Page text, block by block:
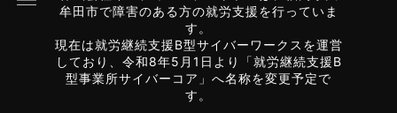
牟田市で障害のある方の就労支援を行っていま
す。
現在は就労継続支援B型サイバーワークスを運営
しており、令和8年5月1日より「就労継続支援B
型事業所サイバーコア」へ名称を変更予定で
す。